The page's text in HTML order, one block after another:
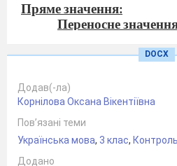
Пряме значення:
Переносне
слів. Запиши за зразком:
Малюк -
Друг
DOCX
Додав(-ла)
Корнілова Оксана Вікентіївна
Пов’язані теми
Українська мова, 3 клас,
Додано